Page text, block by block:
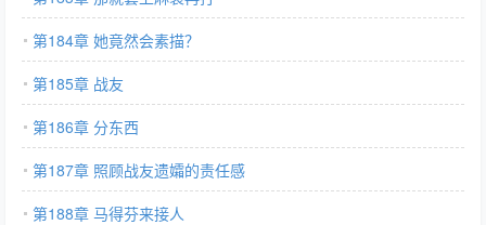
第184章 她竟然会素描？
第185章 战友
第186章 分东西
第187章 照顾战友遗孀的责任感
第188章 马得芬来接人